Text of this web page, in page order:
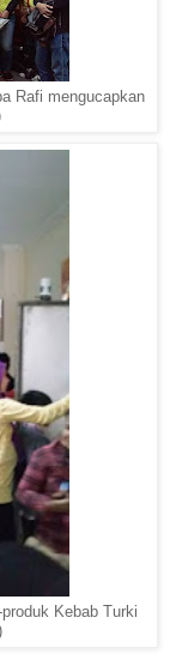
Rafi mengucapkan
Kebab Turki